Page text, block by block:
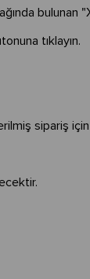
bulunan
tıklayın.
sipariş